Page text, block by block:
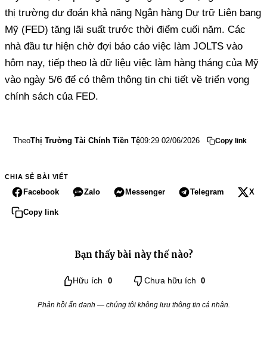
thị trường dự đoán khả năng Ngân hàng Dự trữ Liên bang
Mỹ (FED) tăng lãi suất trước thời điểm cuối năm. Các
nhà đầu tư hiện chờ đợi báo cáo việc làm JOLTS vào
hôm nay, tiếp theo là dữ liệu việc làm hàng tháng của Mỹ
vào ngày 5/6 để có thêm thông tin chi tiết về triển vọng
chính sách của FED.
TheoThị Trường Tài Chính Tiền Tệ09:29 02/06/2026 Copy link
CHIA SẺ BÀI VIẾT
Facebook Zalo Messenger Telegram X
Copy link
Bạn thấy bài này thế nào?
Hữu ích 0 Chưa hữu ích 0
Phản hồi ẩn danh — chúng tôi không lưu thông tin cá nhân.